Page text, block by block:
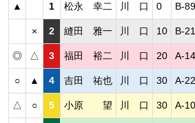
▲ 1 松永 幸二 川 口 0 B-89
× 2 縫田 雅一 川 口 10 B-21
◎ △ 3 福田 裕二 川 口 20 A-
○ ▲ 4 吉田 祐也 川 口 30 A-
△ ○ 5 小原 望 川 口 30 A-